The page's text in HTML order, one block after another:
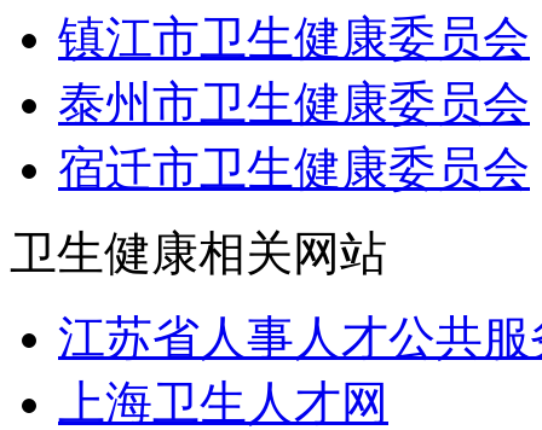
镇江市卫生健康委员会
泰州市卫生健康委员会
宿迁市卫生健康委员会
卫生健康相关网站
江苏省人事人才公共服
上海卫生人才网